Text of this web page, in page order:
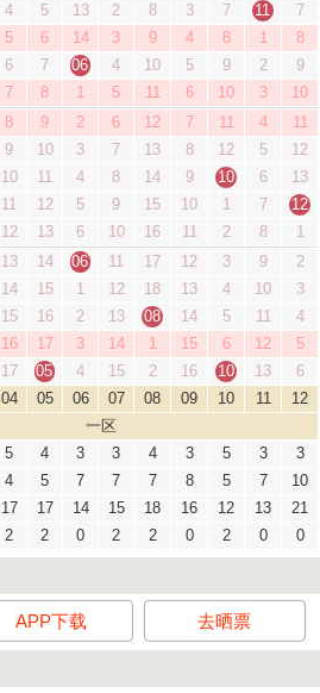
4 5 13 2 8 3 7 11
7
5 6 14 3 9 4 8 1
8
6 7 06 4 10 5 9 2
9
7 8 1 5 11 6 10 3
10
8 9 2 6 12 7 11 4
11
9 10 3 7 13 8 12 5
12
10 11 4 8 14 9 10 6
13
11 12 5 9 15 10 1 7
12
12 13 6 10 16 11 2 8
1
13 14 06 11 17 12 3 9
2
14 15 1 12 18 13 4 10
3
15 16 2 13 08 14 5 11
4
16 17 3 14 1 15 6 12
5
17 05 4 15 2 16 10 13 6
04 05 06 07 08 09 10 11
12
一区
5 4 3 3 4 3 5 3
3
4 5 7 7 7 8 5 7
10
17 17 14 15 18 16 12 13
21
2 2 0 2 2 0 2 0 0
APP下载 去晒票